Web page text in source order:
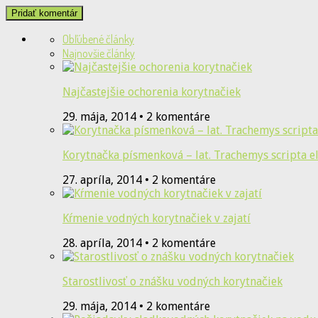
Obľúbené články
Najnovšie články
Najčastejšie ochorenia korytnačiek
29. mája, 2014 • 2 komentáre
Korytnačka písmenková – lat. Trachemys scripta
27. apríla, 2014 • 2 komentáre
Kŕmenie vodných korytnačiek v zajatí
28. apríla, 2014 • 2 komentáre
Starostlivosť o znášku vodných korytnačiek
29. mája, 2014 • 2 komentáre